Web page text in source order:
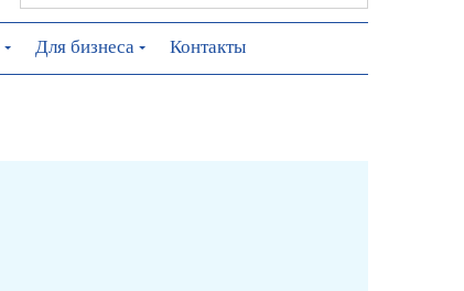
Для бизнеса Контакты